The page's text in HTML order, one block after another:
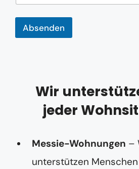
Absenden
Wir
jeder
Messie-Wohnungen –
unterstützen